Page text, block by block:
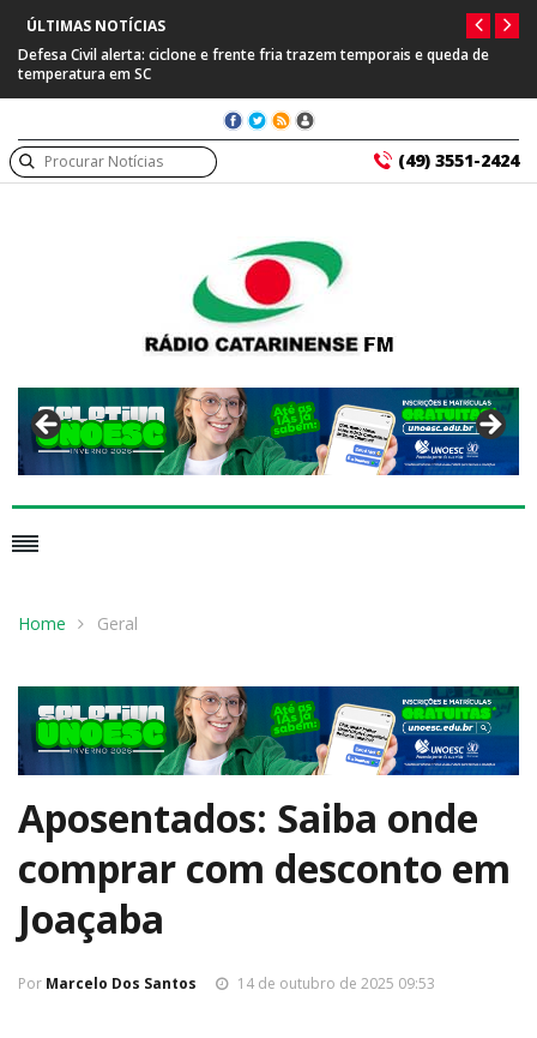
ÚLTIMAS NOTÍCIAS
Defesa Civil alerta: ciclone e frente fria trazem temporais e queda de
temperatura em SC
(49) 3551-2424
Home Geral
Aposentados: Saiba onde
comprar com desconto em
Joaçaba
Por Marcelo Dos Santos 14 de outubro de 2025 09:53